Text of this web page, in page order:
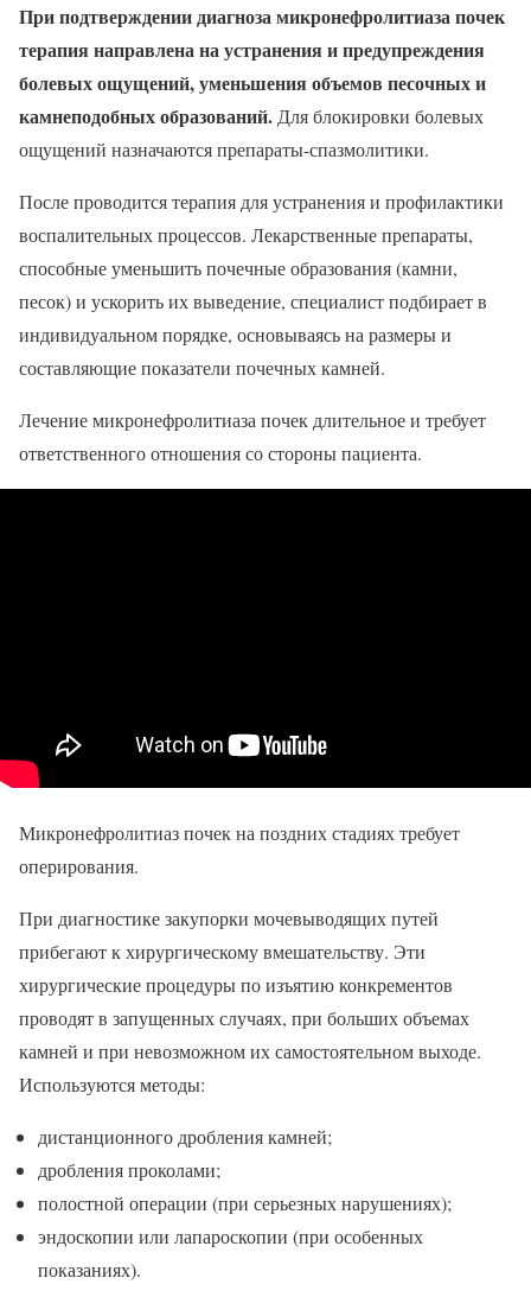
При подтверждении диагноза микронефролитиаза почек
терапия направлена на устранения и предупреждения
болевых ощущений, уменьшения объемов песочных и
камнеподобных образований. Для блокировки болевых
ощущений назначаются препараты-спазмолитики.
После проводится терапия для устранения и профилактики
воспалительных процессов. Лекарственные препараты,
способные уменьшить почечные образования (камни,
песок) и ускорить их выведение, специалист подбирает в
индивидуальном порядке, основываясь на размеры и
составляющие показатели почечных камней.
Лечение микронефролитиаза почек длительное и требует
ответственного отношения со стороны пациента.
Микронефролитиаз почек на поздних стадиях требует
оперирования.
При диагностике закупорки мочевыводящих путей
прибегают к хирургическому вмешательству. Эти
хирургические процедуры по изъятию конкрементов
проводят в запущенных случаях, при больших объемах
камней и при невозможном их самостоятельном выходе.
Используются методы:
дистанционного дробления камней;
дробления проколами;
полостной операции (при серьезных нарушениях);
эндоскопии или лапароскопии (при особенных
показаниях).